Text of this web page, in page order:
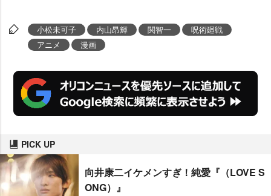
小松未可子 内山昂輝 関智一
呪術廻戦
アニメ
漫画
PICK UP
向井康二イケメンすぎ！純愛『（LOVE S
ONG）』